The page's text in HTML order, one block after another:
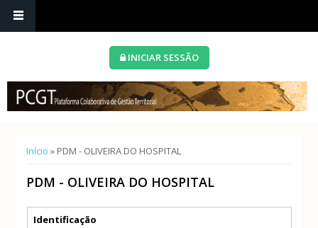
INICIAR SESSÃO
Está aqui
Início » PDM - OLIVEIRA DO HOSPITAL
PDM - OLIVEIRA DO HOSPITAL
Separadores verticais
Identificação